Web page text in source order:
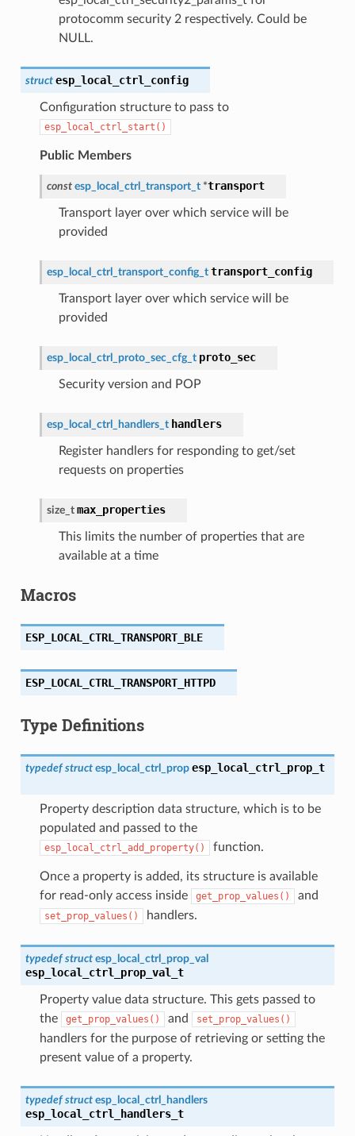
protocomm security 2 respectively. Could be
NULL.
struct esp_local_ctrl_config
Configuration structure to pass to
esp_local_ctrl_start()
Public Members
const esp_local_ctrl_transport_t *transport
Transport layer over which service will be
provided
esp_local_ctrl_transport_config_t transport_config
Transport layer over which service will be
provided
esp_local_ctrl_proto_sec_cfg_t proto_sec
Security version and POP
esp_local_ctrl_handlers_t handlers
Register handlers for responding to get/set
requests on properties
size_t max_properties
This limits the number of properties that are
available at a time
Macros
ESP_LOCAL_CTRL_TRANSPORT_BLE
ESP_LOCAL_CTRL_TRANSPORT_HTTPD
Type Definitions
typedef struct esp_local_ctrl_prop esp_local_ctrl_prop_t
Property description data structure, which is to be
populated and passed to the
esp_local_ctrl_add_property() function.
Once a property is added, its structure is available
for read-only access inside
get_prop_values() and
set_prop_values() handlers.
typedef struct esp_local_ctrl_prop_val
esp_local_ctrl_prop_val_t
Property value data structure. This gets passed to
the
get_prop_values() and set_prop_values()
handlers for the purpose of retrieving or setting the
present value of a property.
typedef struct esp_local_ctrl_handlers
esp_local_ctrl_handlers_t